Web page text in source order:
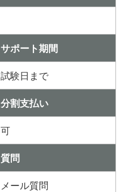
サポート期間
試験日まで
分割支払い
可
質問
メール質問